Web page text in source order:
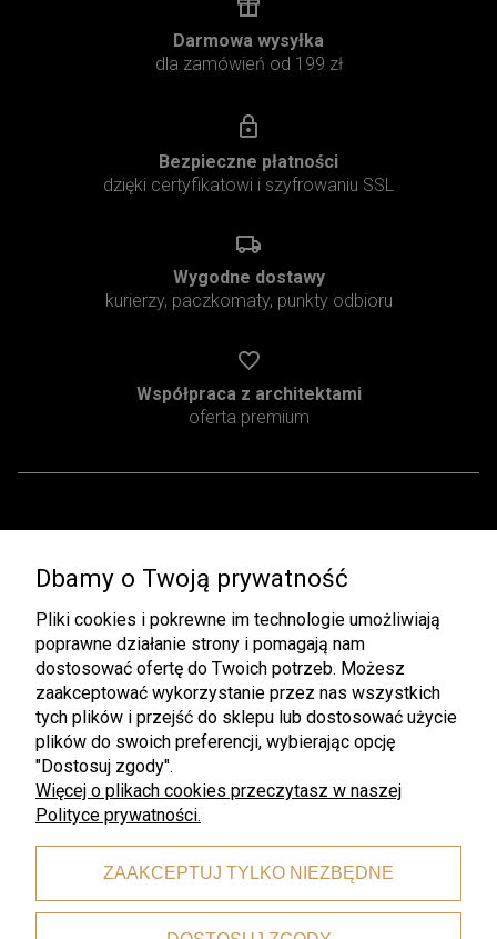
Darmowa wysyłka
dla zamówień od 199 zł
Bezpieczne płatności
dzięki certyfikatowi i szyfrowaniu SSL
Wygodne dostawy
kurierzy, paczkomaty, punkty odbioru
Współpraca z architektami
oferta premium
Regulamin
Zwroty i Reklamacje
Pliki do pobrania
Twoje zamówienia
Ustawienia konta
Przechowalnia
Płatności i dostawa
Czas i koszty dostawy
Formy płatności
Informacje
Rabaty
O nas
Dbamy o Twoją prywatność
Pliki cookies i pokrewne im technologie umożliwiają
poprawne działanie strony i pomagają nam
dostosować ofertę do Twoich potrzeb. Możesz
zaakceptować wykorzystanie przez nas wszystkich
tych plików i przejść do sklepu lub dostosować użycie
plików do swoich preferencji, wybierając opcję
"Dostosuj zgody".
Więcej o plikach cookies przeczytasz w naszej
Polityce prywatności.
ZAAKCEPTUJ TYLKO NIEZBĘDNE